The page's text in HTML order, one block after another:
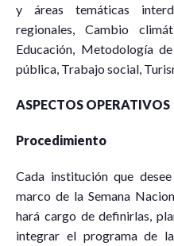
y áreas temáticas
regionales, Cambio
Educación, Metodología
pública, Trabajo social,
ASPECTOS OPERATIVOS
Procedimiento
Cada institución que
marco de la Semana
hará cargo de definirlas,
integrar el programa de